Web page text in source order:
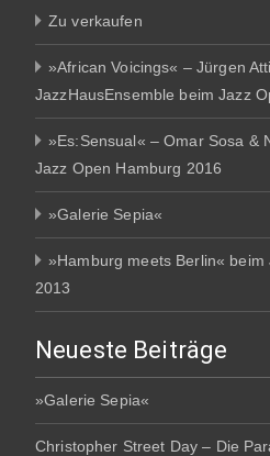
Zu verkaufen
»African Voicings« – Jürgen
JazzHausEnsemble beim Jazz
»Es:Sensual« – Omar Sosa &
Jazz Open Hamburg 2016
»Galerie Sepia«
»Hamburg meets Berlin« beim
2013
Neueste Beiträge
»Galerie Sepia«
Christopher Street Day – Die